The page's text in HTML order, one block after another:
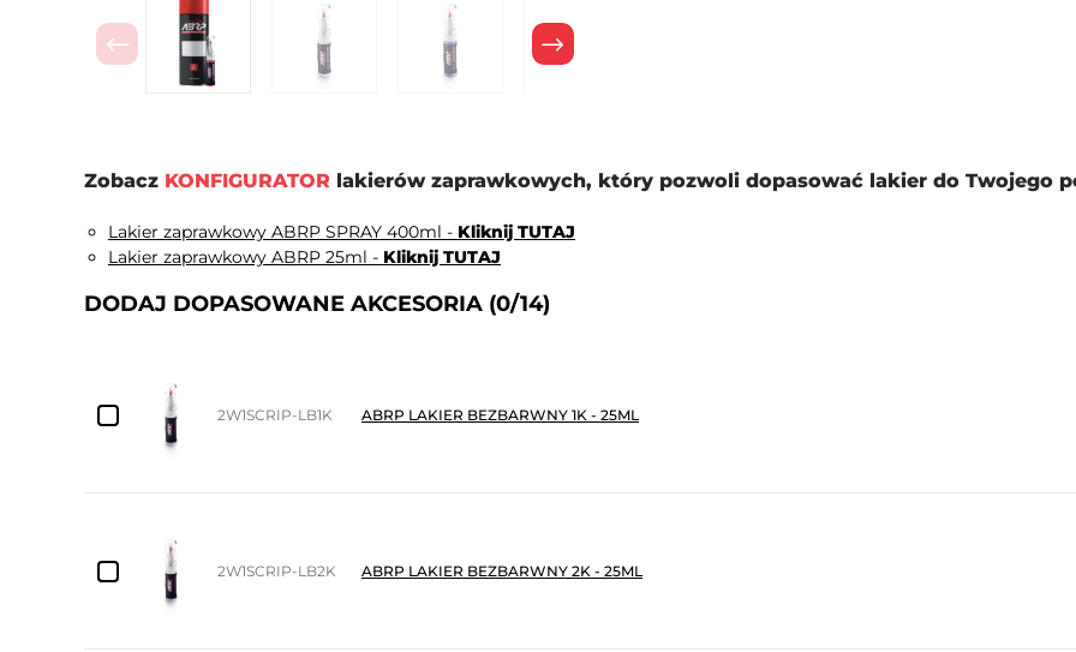
Poprzedni Następny
Zobacz KONFIGURATOR lakierów zaprawkowych, który pozwoli dopasować lakier do Twojego
Lakier zaprawkowy ABRP SPRAY 400ml - Kliknij TUTAJ
Lakier zaprawkowy ABRP 25ml - Kliknij TUTAJ
DODAJ DOPASOWANE AKCESORIA (0/14)
2W1SCRIP-LB1K ABRP LAKIER BEZBARWNY 1K - 25ML
2W1SCRIP-LB2K ABRP LAKIER BEZBARWNY 2K - 25ML